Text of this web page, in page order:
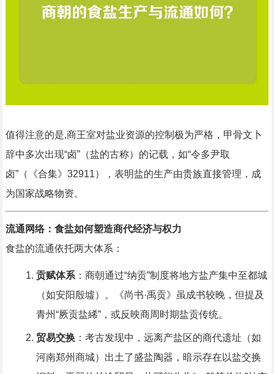
值得注意的是,商王室对盐业资源的控制极为严格，甲骨文卜
辞中多次出现“卤”（盐的古称）的记载，如“令多尹取
卤”（《合集》32911），表明盐的生产由贵族直接管理，成
为国家战略物资。
流通网络：食盐如何塑造商代经济与权力
食盐的流通依托两大体系：
贡赋体系：商朝通过“纳贡”制度将地方盐产集中至都城
（如安阳殷墟）。《尚书·禹贡》虽成书较晚，但提及
青州“厥贡盐絺”，或反映商周时期盐贡传统。
贸易交换：考古发现中，远离产盐区的商代遗址（如
河南郑州商城）出土了盛盐陶器，暗示存在以盐交换